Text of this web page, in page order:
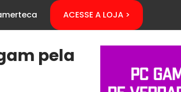
ACESSE A LOJA >
pela